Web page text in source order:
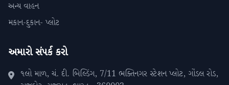
અન્ય વાહન
મકાન-દુકાન- પ્લોટ
અમારો સંપર્ક કરો
૧લો માળ, ચં. દી. બિલ્ડિંગ, 7/11 ભક્તિનગર સ્ટેશન પ્લોટ, ગોંડલ રોડ,